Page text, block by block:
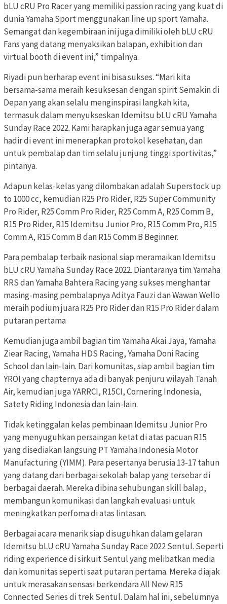
bLU cRU Pro Racer yang memiliki passion racing yang kuat di
dunia Yamaha Sport menggunakan line up sport Yamaha.
Semangat dan kegembiraan ini juga dimiliki oleh bLU cRU
Fans yang datang menyaksikan balapan, exhibition dan
virtual booth di event ini,” timpalnya.
Riyadi pun berharap event ini bisa sukses. “Mari kita
bersama-sama meraih kesuksesan dengan spirit Semakin di
Depan yang akan selalu menginspirasi langkah kita,
termasuk dalam menyukseskan Idemitsu bLU cRU Yamaha
Sunday Race 2022. Kami harapkan juga agar semua yang
hadir di event ini menerapkan protokol kesehatan, dan
untuk pembalap dan tim selalu junjung tinggi sportivitas,”
pintanya.
Adapun kelas-kelas yang dilombakan adalah Superstock up
to 1000 cc, kemudian R25 Pro Rider, R25 Super Community
Pro Rider, R25 Comm Pro Rider, R25 Comm A, R25 Comm B,
R15 Pro Rider, R15 Idemitsu Junior Pro, R15 Comm Pro, R15
Comm A, R15 Comm B dan R15 Comm B Beginner.
Para pembalap terbaik nasional siap meramaikan Idemitsu
bLU cRU Yamaha Sunday Race 2022. Diantaranya tim Yamaha
RRS dan Yamaha Bahtera Racing yang sukses menghantar
masing-masing pembalapnya Aditya Fauzi dan Wawan Wello
meraih podium juara R25 Pro Rider dan R15 Pro Rider dalam
putaran pertama
Kemudian juga ambil bagian tim Yamaha Akai Jaya, Yamaha
Ziear Racing, Yamaha HDS Racing, Yamaha Doni Racing
School dan lain-lain. Dari komunitas, siap ambil bagian tim
YROI yang chapternya ada di banyak penjuru wilayah Tanah
Air, kemudian juga YARRCI, R15CI, Cornering Indonesia,
Satety Riding Indonesia dan lain-lain.
Tidak ketinggalan kelas pembinaan Idemitsu Junior Pro
yang menyuguhkan persaingan ketat di atas pacuan R15
yang disediakan langsung PT Yamaha Indonesia Motor
Manufacturing (YIMM). Para pesertanya berusia 13-17 tahun
yang datang dari berbagai sekolah balap yang tersebar di
berbagai daerah. Mereka dibina sehubungan skill balap,
membangun komunikasi dan langkah evaluasi untuk
meningkatkan perfoma di atas lintasan.
Berbagai acara menarik siap disuguhkan dalam gelaran
Idemitsu bLU cRU Yamaha Sunday Race 2022 Sentul. Seperti
riding experience di sirkuit Sentul yang melibatkan media
dan komunitas seperti saat putaran pertama. Mereka diajak
untuk merasakan sensasi berkendara All New R15
Connected Series di trek Sentul. Dalam hal ini, sebelumnya